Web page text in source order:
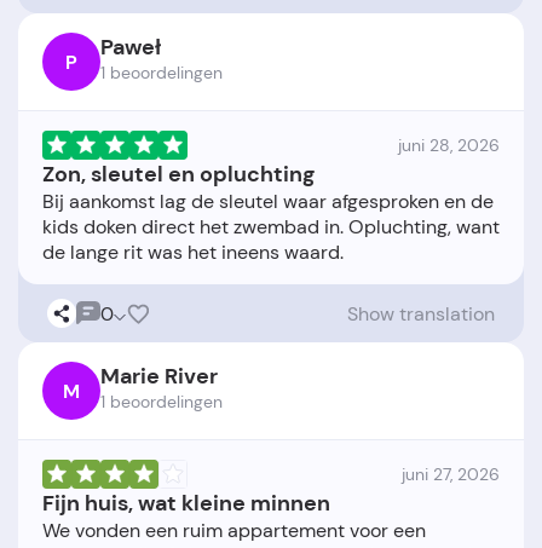
P Paweł
1 beoordelingen
juni 28, 2026
Zon, sleutel en opluchting
Bij aankomst lag de sleutel waar afgesproken en de
kids doken direct het zwembad in. Opluchting, want
0 Show translation
M Marie River
1 beoordelingen
juni 27, 2026
Fijn huis, wat kleine minnen
We vonden een ruim appartement voor een